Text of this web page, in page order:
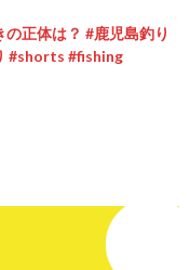
の正体は？ #鹿児島釣り
#shorts #fishing